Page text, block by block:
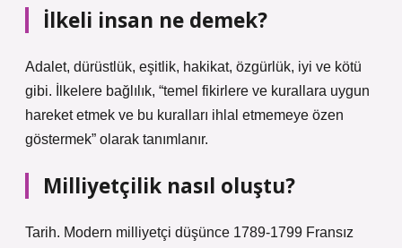
İlkeli insan ne demek?
Adalet, dürüstlük, eşitlik, hakikat, özgürlük, iyi ve kötü
gibi. İlkelere bağlılık, “temel fikirlere ve kurallara uygun
hareket etmek ve bu kuralları ihlal etmemeye özen
göstermek” olarak tanımlanır.
Milliyetçilik nasıl oluştu?
Tarih. Modern milliyetçi düşünce 1789-1799 Fransız